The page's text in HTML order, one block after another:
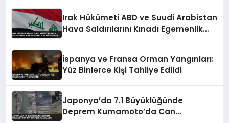
Irak Hükümeti ABD ve Suudi Arabistan
Hava Saldırılarını Kınadı Egemenlik
İspanya ve Fransa Orman Yangınları:
Yüz Binlerce Kişi Tahliye Edildi
Japonya’da 7.1 Büyüklüğünde
Deprem Kumamoto’da Can